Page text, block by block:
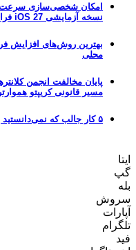
امکان شخصی‌سازی سرعت
نسخه آزمایشی iOS 27 فراهم شد
بهترین روش‌های افزایش
محلی
مسیر قانونی کریپتو
۵ کار جالب که نمی‌دانستید روتر وای فای شما می‌تواند انجام دهد
ایتا
گپ
بله
سروش
آپارات
تلگرام
فید